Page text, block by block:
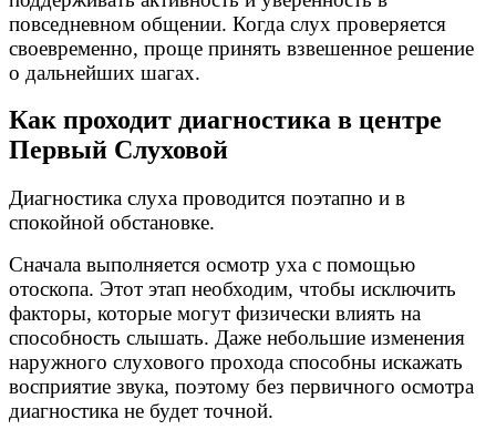
повседневном общении. Когда слух проверяется
своевременно, проще принять взвешенное решение
о дальнейших шагах.
Как проходит диагностика в центре
Первый Слуховой
Диагностика слуха проводится поэтапно и в
спокойной обстановке.
Сначала выполняется осмотр уха с помощью
отоскопа. Этот этап необходим, чтобы исключить
факторы, которые могут физически влиять на
способность слышать. Даже небольшие изменения
наружного слухового прохода способны искажать
восприятие звука, поэтому без первичного осмотра
диагностика не будет точной.